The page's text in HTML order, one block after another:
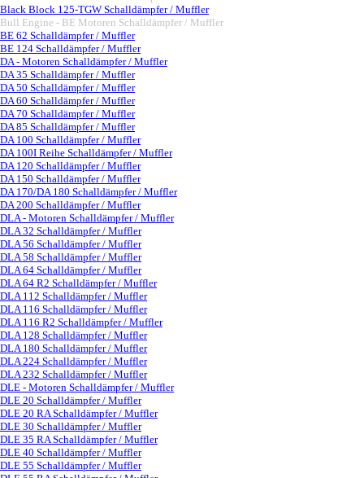
Black Block 125-TGW Schalldämpfer / Muffler
Bull Engine - BE Motoren Schalldämpfer / Muffler
BE 62 Schalldämpfer / Muffler
BE 124 Schalldämpfer / Muffler
DA - Motoren Schalldämpfer / Muffler▼
DA 35 Schalldämpfer / Muffler
DA 50 Schalldämpfer / Muffler
DA 60 Schalldämpfer / Muffler
DA 70 Schalldämpfer / Muffler
DA 85 Schalldämpfer / Muffler
DA 100 Schalldämpfer / Muffler
DA 100I Reihe Schalldämpfer / Muffler
DA 120 Schalldämpfer / Muffler
DA 150 Schalldämpfer / Muffler
DA 170/DA 180 Schalldämpfer / Muffler
DA 200 Schalldämpfer / Muffler
DLA - Motoren Schalldämpfer / Muffler▼
DLA 32 Schalldämpfer / Muffler
DLA 56 Schalldämpfer / Muffler
DLA 58 Schalldämpfer / Muffler
DLA 64 Schalldämpfer / Muffler
DLA 64 R2 Schalldämpfer / Muffler
DLA 112 Schalldämpfer / Muffler
DLA 116 Schalldämpfer / Muffler
DLA 116 R2 Schalldämpfer / Muffler
DLA 128 Schalldämpfer / Muffler
DLA 180 Schalldämpfer / Muffler
DLA 224 Schalldämpfer / Muffler
DLA 232 Schalldämpfer / Muffler
DLE - Motoren Schalldämpfer / Muffler▼
DLE 20 Schalldämpfer / Muffler
DLE 20 RA Schalldämpfer / Muffler
DLE 30 Schalldämpfer / Muffler
DLE 35 RA Schalldämpfer / Muffler
DLE 40 Schalldämpfer / Muffler
DLE 55 Schalldämpfer / Muffler